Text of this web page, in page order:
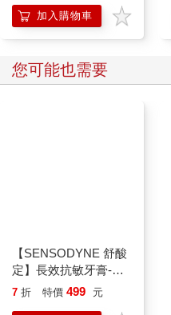
加入購物車
您可能也需要
【SENSODYNE 舒酸
定】長效抗敏牙膏-多
元護理120gx3入
7 折 特價 499 元